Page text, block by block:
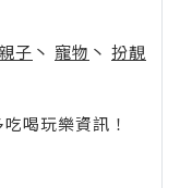
子 丶 寵物 丶 扮靚
喝玩樂資訊！